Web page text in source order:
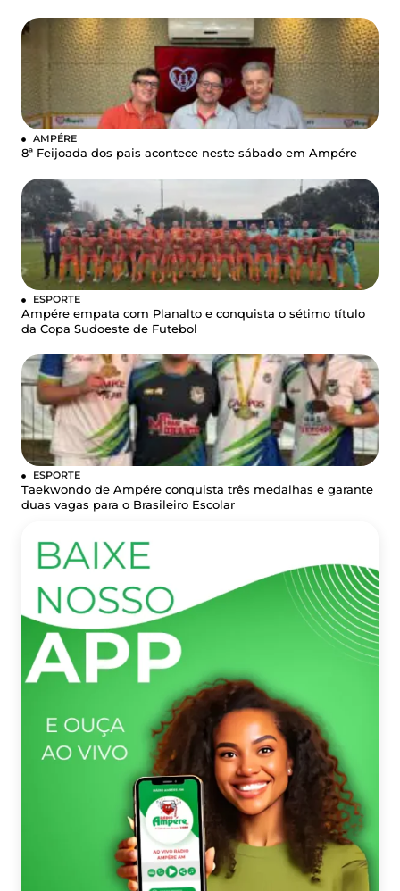
AMPÉRE
8ª Feijoada dos pais acontece neste sábado em Ampére
ESPORTE
Ampére empata com Planalto e conquista o sétimo título
da Copa Sudoeste de Futebol
ESPORTE
Taekwondo de Ampére conquista três medalhas e garante
duas vagas para o Brasileiro Escolar